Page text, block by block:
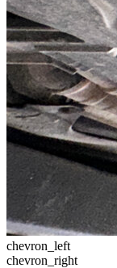
chevron_left
chevron_right